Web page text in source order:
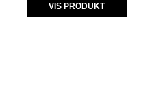
VIS PRODUKT